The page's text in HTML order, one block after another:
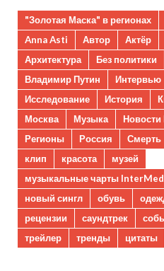
"Золотая Маска" в регионах
Anna Asti
Автор Актёр
Архитектура
Без политики
Владимир Путин
Интервью
Исследование
История
Москва
Музыка Новости
Регионы
Россия Смерть
клип
красота
музей
музыкальные чарты
новый сингл
обувь
рецензии
саундтрек
трейлер
тренды цитаты